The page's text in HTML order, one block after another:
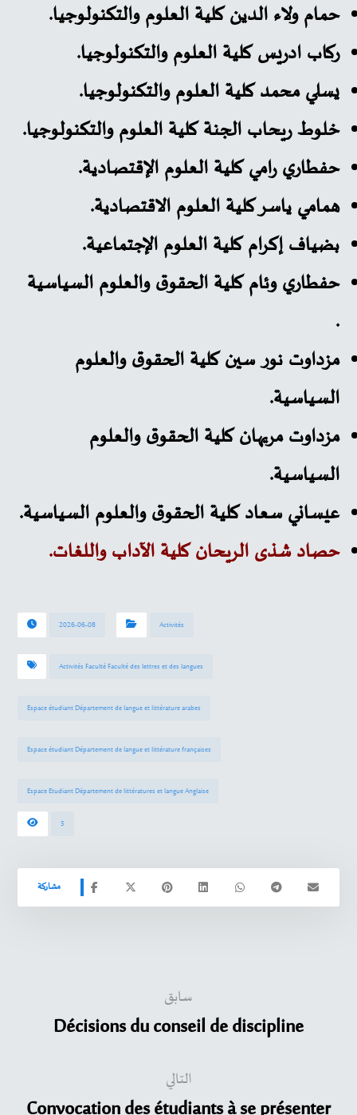
حمام ولاء الدين كلية العلوم والتكنولوجيا.
ركاب ادريس كلية العلوم والتكنولوجيا.
يسلي محمد كلية العلوم والتكنولوجيا.
خلوط ريحاب الجنة كلية العلوم والتكنولوجيا.
حفطاري رامي كلية العلوم الإقتصادية.
همامي ياسر كلية العلوم الاقتصادية.
بضياف إكرام كلية العلوم الإجتماعية.
حفطاري وئام كلية الحقوق والعلوم السياسية
.
مزداوت نور سين كلية الحقوق والعلوم
السياسية.
مزداوت مريهان كلية الحقوق والعلوم
السياسية.
عيساني سعاد كلية الحقوق والعلوم السياسية.
حصاد شذى الريحان كلية الآداب واللغات.
2026-06-08 Activités
Activités Faculté Faculté des lettres et des langues
Espace étudiant Département de langue et littérature arabes
Espace étudiant Département de langue et littérature françaises
Espace Etudiant Département de littératures et langue Anglaise
5
سابق
Décisions du conseil de discipline
التالي